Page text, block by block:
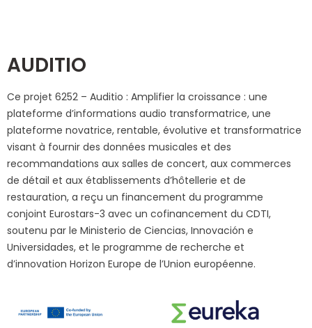
AUDITIO
Ce projet 6252 – Auditio : Amplifier la croissance : une
plateforme d’informations audio transformatrice, une
plateforme novatrice, rentable, évolutive et transformatrice
visant à fournir des données musicales et des
recommandations aux salles de concert, aux commerces
de détail et aux établissements d’hôtellerie et de
restauration, a reçu un financement du programme
conjoint Eurostars-3 avec un cofinancement du CDTI,
soutenu par le Ministerio de Ciencias, Innovación e
Universidades, et le programme de recherche et
d’innovation Horizon Europe de l’Union européenne.